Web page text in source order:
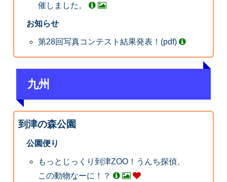
催しました。
お知らせ
第28回写真コンテスト結果発表！(pdf)
九州
到津の森公園
公園便り
もっとじっくり到津ZOO！うんち探偵、
この動物なーに！？